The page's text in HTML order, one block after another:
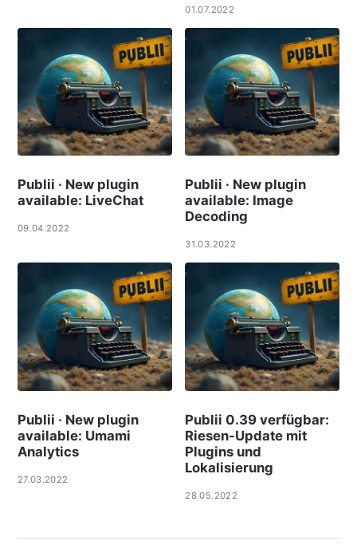
01.07.2022
Publii · New plugin
available: LiveChat
09.04.2022
Publii · New plugin
available: Image
Decoding
31.03.2022
Publii · New plugin
available: Umami
Analytics
27.03.2022
Publii 0.39 verfügbar:
Riesen-Update mit
Plugins und
Lokalisierung
28.05.2022